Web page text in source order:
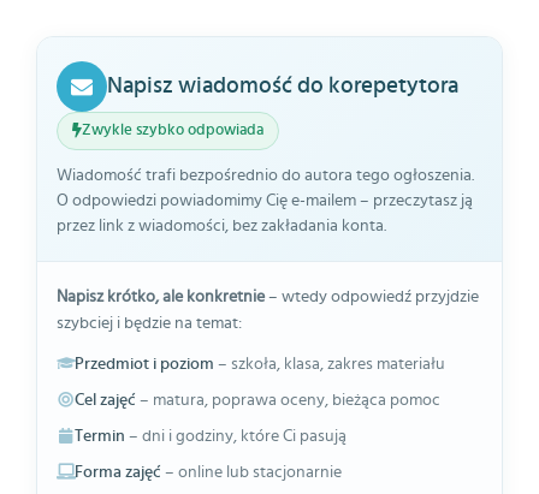
Napisz wiadomość do korepetytora
Zwykle szybko odpowiada
Wiadomość trafi bezpośrednio do autora tego ogłoszenia.
O odpowiedzi powiadomimy Cię e-mailem – przeczytasz ją
przez link z wiadomości, bez zakładania konta.
Napisz krótko, ale konkretnie– wtedy odpowiedź przyjdzie
szybciej i będzie na temat:
Przedmiot i poziom – szkoła, klasa, zakres materiału
Cel zajęć – matura, poprawa oceny, bieżąca pomoc
Termin – dni i godziny, które Ci pasują
Forma zajęć – online lub stacjonarnie